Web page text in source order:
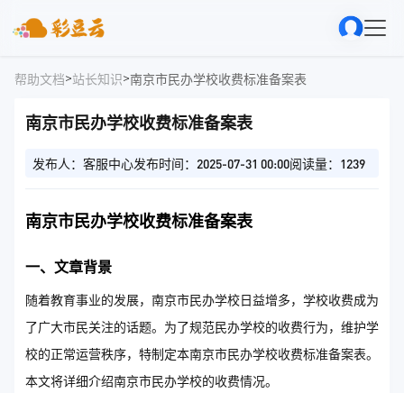
帮助文档>站长知识>南京市民办学校收费标准备案表
南京市民办学校收费标准备案表
发布人：客服中心发布时间：2025-07-31 00:00阅读量：1239
南京市民办学校收费标准备案表
一、文章背景
随着教育事业的发展，南京市民办学校日益增多，学校收费成为
了广大市民关注的话题。为了规范民办学校的收费行为，维护学
校的正常运营秩序，特制定本南京市民办学校收费标准备案表。
本文将详细介绍南京市民办学校的收费情况。